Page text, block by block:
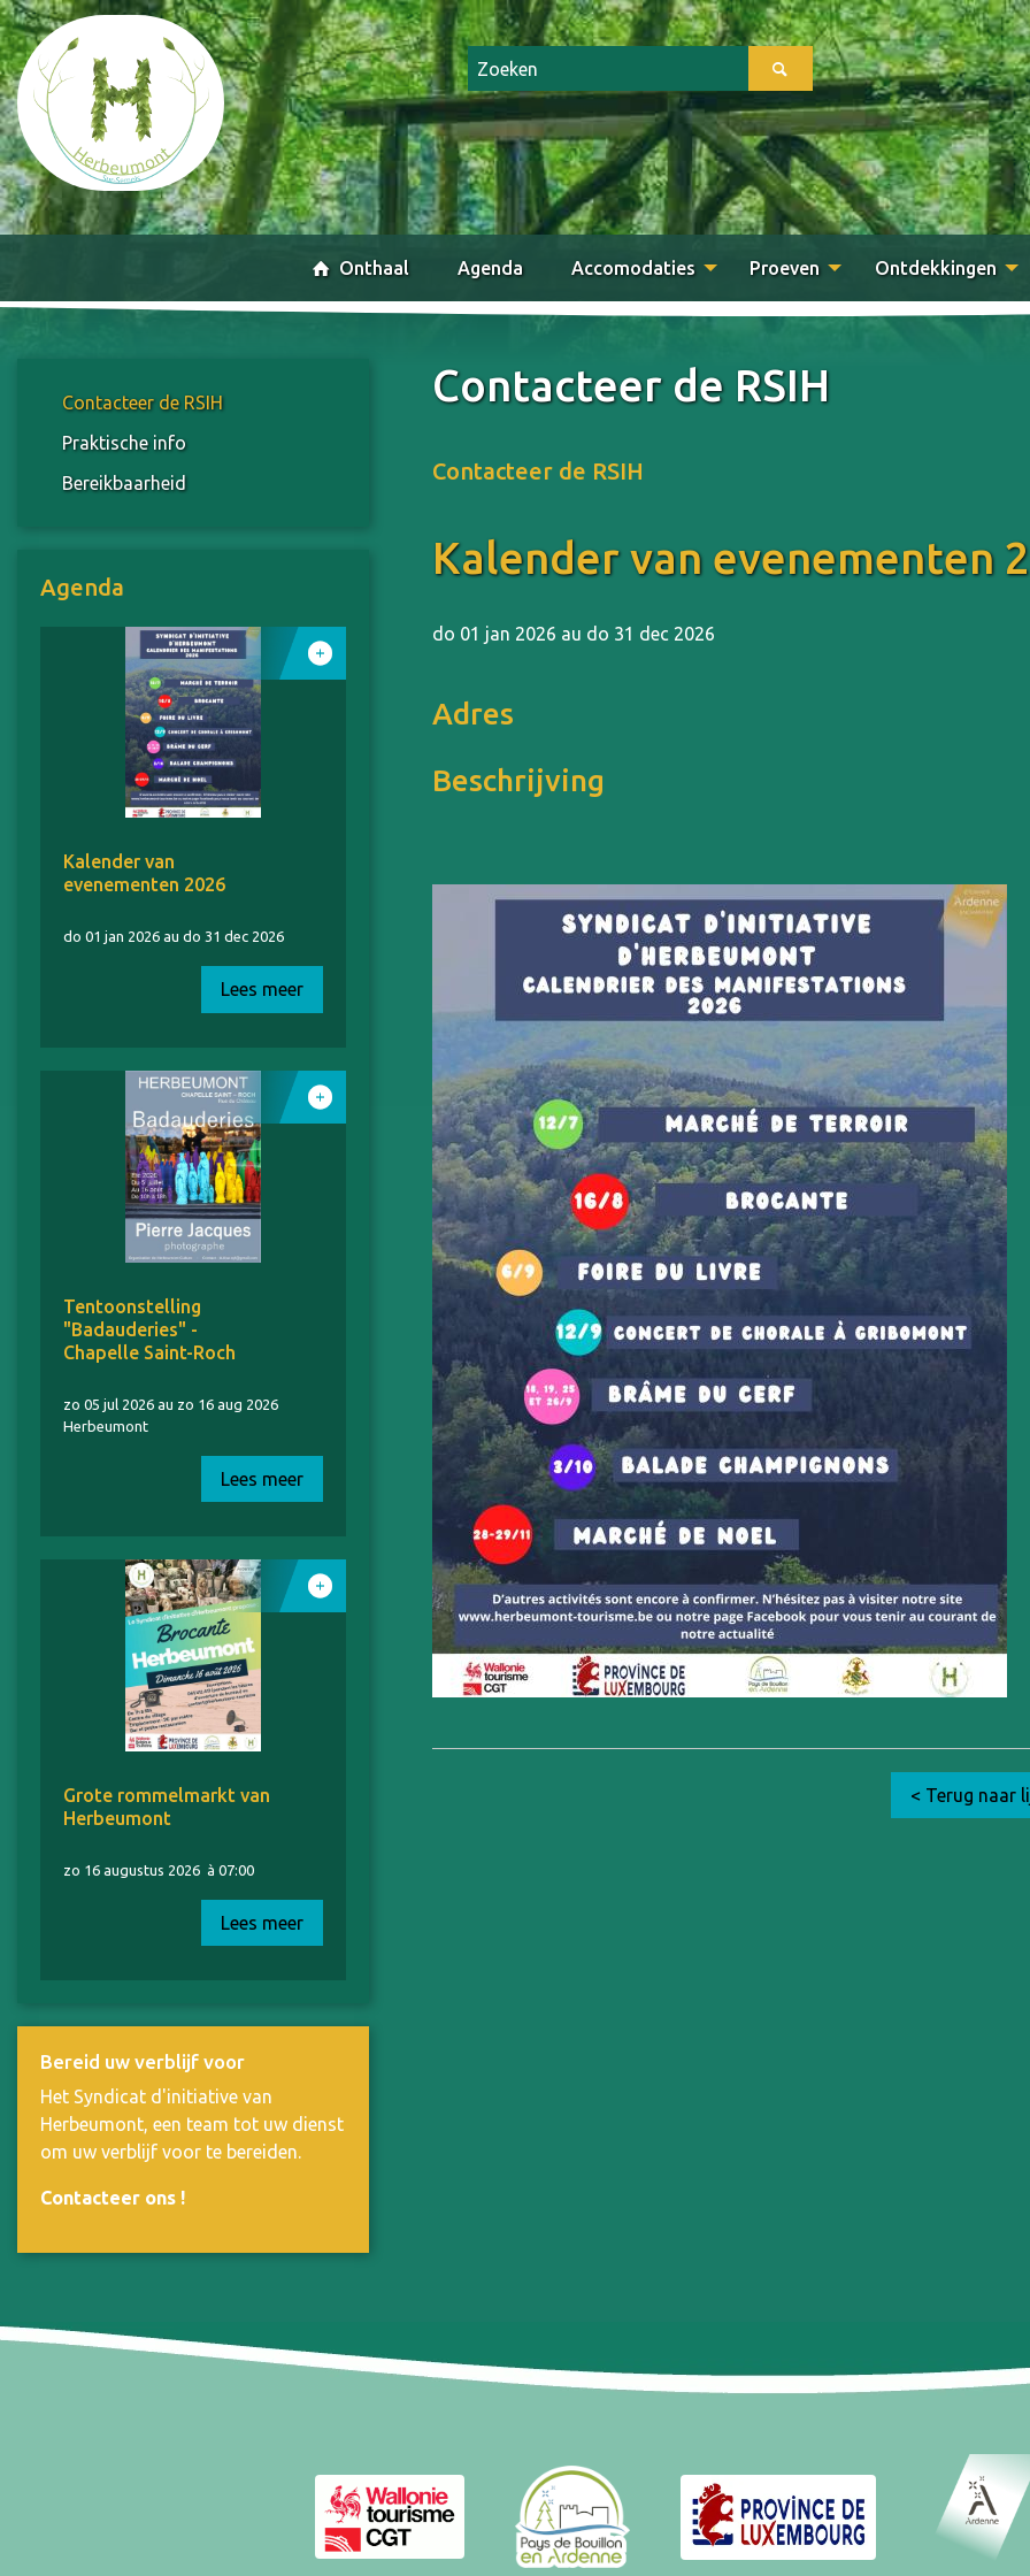
Onthaal Agenda Accomodaties Proeven Ontdekkingen
Contacteer de RSIH
Contacteer de RSIH
Kalender van evenementen
do 01 jan 2026 au do 31 dec 2026
Adres
Beschrijving
< Terug naar
Contacteer de RSIH
Praktische info
Bereikbaarheid
Agenda
Kalender van
evenementen 2026
do 01 jan 2026 au do 31 dec 2026
Lees meer
Tentoonstelling
"Badauderies" -
Chapelle Saint-Roch
zo 05 jul 2026 au zo 16 aug 2026
Herbeumont
Lees meer
Grote rommelmarkt van
Herbeumont
zo 16 augustus 2026 à 07:00
Lees meer
Bereid uw verblijf voor
Het Syndicat d'initiative van
Herbeumont, een team tot uw dienst
om uw verblijf voor te bereiden.
Contacteer ons !